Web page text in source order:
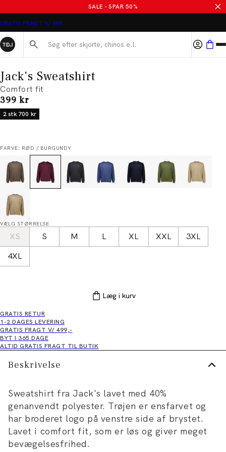
SALE - SPAR 50%
GRATIS FRAGT V/ 499,-
Søg her...
Jack's Sweatshirt
Comfort fit
I alt (inkl. rabat)
399 kr
2 stk 700 kr
FARVE: RØD / BURGUNDY
VÆLG STØRRELSE
XS S M L XL XXL
3XL
4XL
Læg i kurv
GRATIS RETUR
1-2 DAGES LEVERING
GRATIS FRAGT V/ 499,-
BYT I 365 DAGE
ALTID GRATIS FRAGT TIL BUTIK
Beskrivelse
Sweatshirt fra Jack's lavet med 40%
genanvendt polyester. Trøjen er ensfarvet og
har broderet logo på venstre side af brystet.
Lavet i comfort fit, som er løs og giver meget
bevægelsesfrihed.